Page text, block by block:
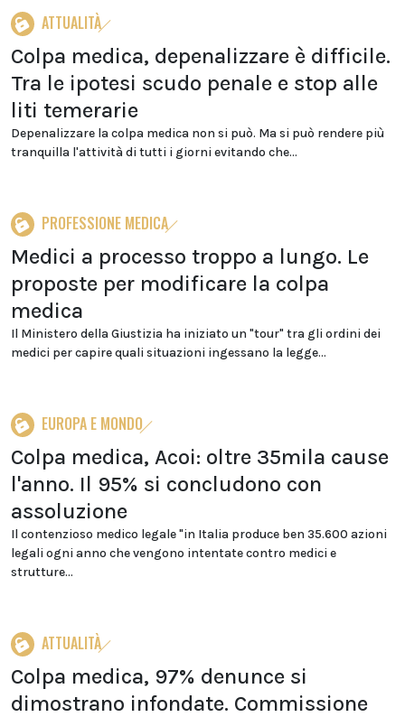
ATTUALITÀ
Colpa medica, depenalizzare è difficile.
Tra le ipotesi scudo penale e stop alle
liti temerarie
Depenalizzare la colpa medica non si può. Ma si può rendere più
tranquilla l'attività di tutti i giorni evitando che...
PROFESSIONE MEDICA
Medici a processo troppo a lungo. Le
proposte per modificare la colpa
medica
Il Ministero della Giustizia ha iniziato un "tour" tra gli ordini dei
medici per capire quali situazioni ingessano la legge...
EUROPA E MONDO
Colpa medica, Acoi: oltre 35mila cause
l'anno. Il 95% si concludono con
assoluzione
Il contenzioso medico legale "in Italia produce ben 35.600 azioni
legali ogni anno che vengono intentate contro medici e
strutture...
ATTUALITÀ
Colpa medica, 97% denunce si
dimostrano infondate. Commissione